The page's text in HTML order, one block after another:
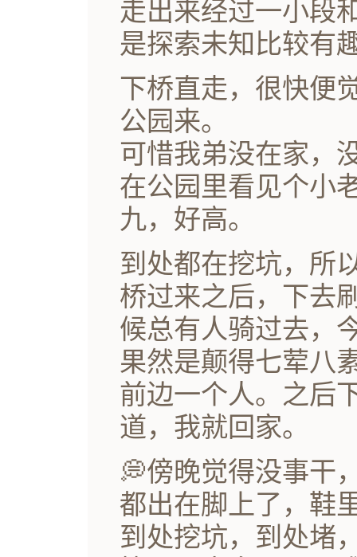
走出来经过一小段
是探索未知比较有
下桥直走，很快便
公园来。
可惜我弟没在家，
在公园里看见个小
九，好高。
到处都在挖坑，所
桥过来之后，下去
候总有人骑过去，
果然是颠得七荤八
前边一个人。之后
道，我就回家。
💭傍晚觉得没事干
都出在脚上了，鞋
到处挖坑，到处堵